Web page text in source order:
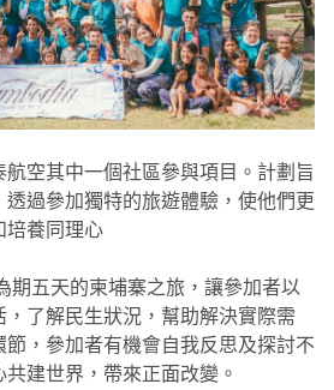
航空其中一個社區參與項目。計劃旨
過參加獨特的旅遊體驗，使他們更
培養同理心
期五天的柬埔寨之旅，讓參加者以
了解民生狀況，幫助解決實際需
，參加者有機會自我反思及探討不
建世界，帶來正面改變。